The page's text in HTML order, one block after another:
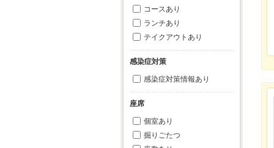
コースあり
ランチあり
テイクアウトあり
感染症対策
感染症対策情報あり
座席
個室あり
掘りごたつ